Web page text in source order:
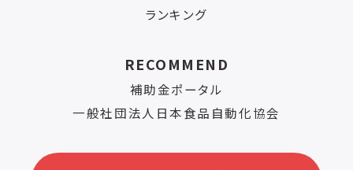
ランキング
RECOMMEND
補助金ポータル
一般社団法人日本食品自動化協会